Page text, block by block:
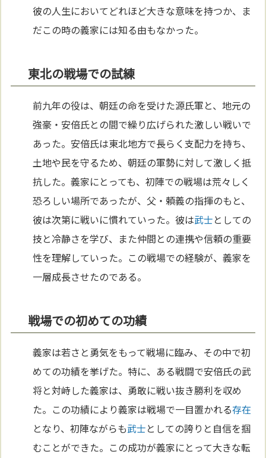
彼の人生においてどれほど大きな意味を持つか、ま
だこの時の義家には知る由もなかった。
東北の戦場での試練
前九年の役は、朝廷の命を受けた源氏軍と、地元の
強豪・安倍氏との間で繰り広げられた激しい戦いで
あった。安倍氏は東北地方で長らく支配力を持ち、
土地や民を守るため、朝廷の軍勢に対して激しく抵
抗した。義家にとっても、初陣での戦場は荒々しく
恐ろしい場所であったが、父・頼義の指揮のもと、
彼は次第に戦いに慣れていった。彼は武士としての
技と冷静さを学び、また仲間との連携や信頼の重要
性を理解していった。この戦場での経験が、義家を
一層成長させたのである。
戦場での初めての功績
義家は若さと勇気をもって戦場に臨み、その中で初
めての功績を挙げた。特に、ある戦闘で安倍氏の武
将と対峙した義家は、勇敢に戦い抜き勝利を収め
た。この功績により義家は戦場で一目置かれる存在
となり、初陣ながらも武士としての誇りと自信を掴
むことができた。この成功が義家にとって大きな転